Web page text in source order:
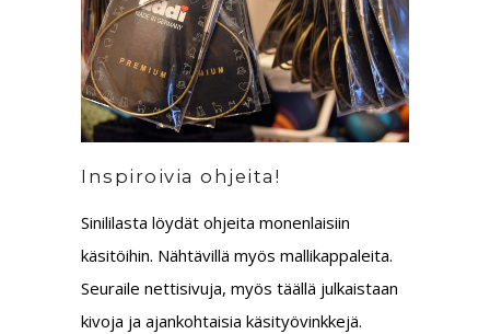
Inspiroivia ohjeita!
Sinililasta löydät ohjeita monenlaisiin
käsitöihin. Nähtävillä myös mallikappaleita.
Seuraile nettisivuja, myös täällä julkaistaan
kivoja ja ajankohtaisia käsityövinkkejä.